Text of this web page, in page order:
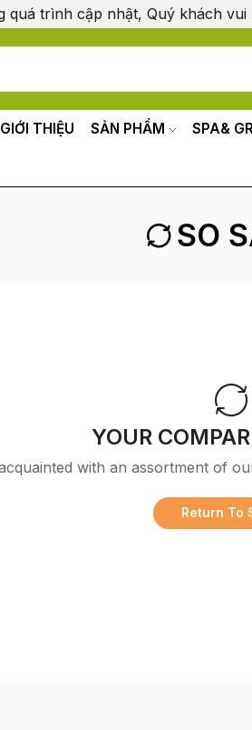
quá trình cập nhật, Quý khách
GIỚI THIỆU SẢN PHẨM SPA&
SO
YOUR
with an assortment of
Return To